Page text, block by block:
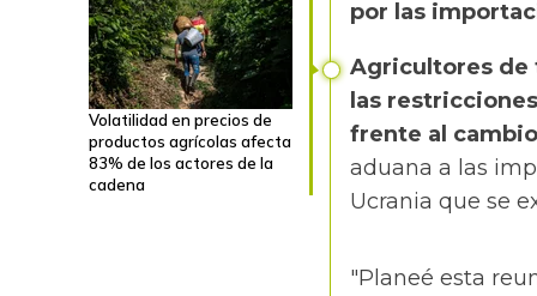
por las
Volatilidad en precios de
productos agrícolas afecta
83% de los actores de la
cadena
Agricultores de
las
frente al
aduana a las
Ucrania que se
"Planeé esta